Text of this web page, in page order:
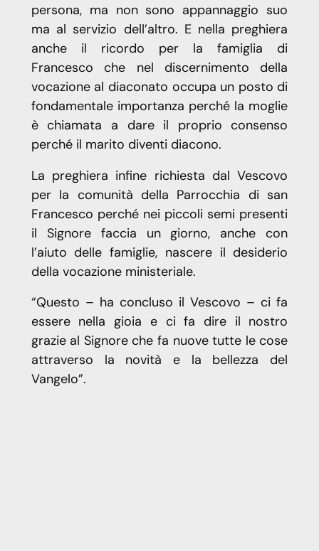
persona, ma non sono appannaggio suo
ma al servizio dell’altro. E nella preghiera
anche il ricordo per la famiglia di
Francesco che nel discernimento della
vocazione al diaconato occupa un posto di
fondamentale importanza perché la moglie
è chiamata a dare il proprio consenso
perché il marito diventi diacono.
La preghiera infine richiesta dal Vescovo
per la comunità della Parrocchia di san
Francesco perché nei piccoli semi presenti
il Signore faccia un giorno, anche con
l’aiuto delle famiglie, nascere il desiderio
della vocazione ministeriale.
“Questo – ha concluso il Vescovo – ci fa
essere nella gioia e ci fa dire il nostro
grazie al Signore che fa nuove tutte le cose
attraverso la novità e la bellezza del
Vangelo”.